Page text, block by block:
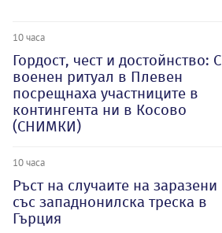
10 часа
Гордост, чест и достойнство: С
военен ритуал в Плевен
посрещнаха участниците в
контингента ни в Косово
(СНИМКИ)
10 часа
Ръст на случаите на заразени
със западнонилска треска в
Гърция